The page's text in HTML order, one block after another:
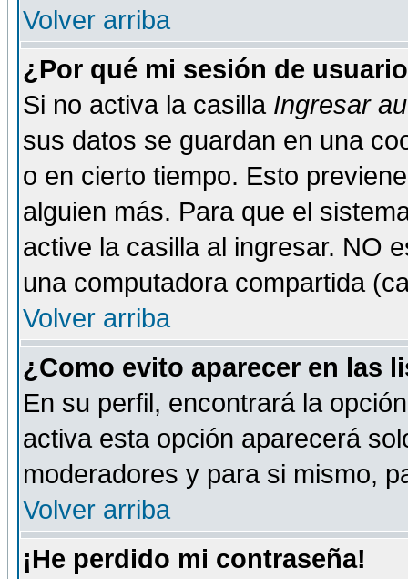
Volver arriba
¿Por qué mi sesión de
Si no activa la casilla Ingresar
sus datos se guardan en una
o en cierto tiempo. Esto
alguien más. Para que el
active la casilla al ingresar. NO
una computadora compartida
Volver arriba
¿Como evito aparecer en las
En su perfil, encontrará la
activa esta opción aparecerá
moderadores y para si mismo,
Volver arriba
¡He perdido mi contraseña!